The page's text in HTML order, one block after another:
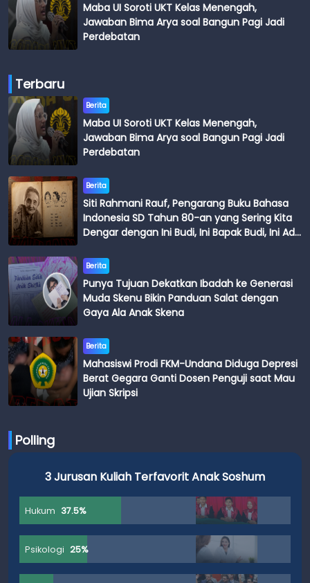
Maba UI Soroti UKT Kelas Menengah,
Jawaban Bima Arya soal Bangun Pagi Jadi
Perdebatan
Terbaru
Berita
Maba UI Soroti UKT Kelas Menengah,
Jawaban Bima Arya soal Bangun Pagi Jadi
Perdebatan
Berita
Siti Rahmani Rauf, Pengarang Buku Bahasa
Indonesia SD Tahun 80-an yang Sering Kita
Dengar dengan Ini Budi, Ini Bapak Budi, Ini Adik
Berita
Punya Tujuan Dekatkan Ibadah ke Generasi
Muda Skenu Bikin Panduan Salat dengan
Gaya Ala Anak Skena
Berita
Mahasiswi Prodi FKM-Undana Diduga Depresi
Berat Gegara Ganti Dosen Penguji saat Mau
Ujian Skripsi
Polling
3 Jurusan Kuliah Terfavorit Anak Soshum
Hukum 37.5%
Psikologi 25%